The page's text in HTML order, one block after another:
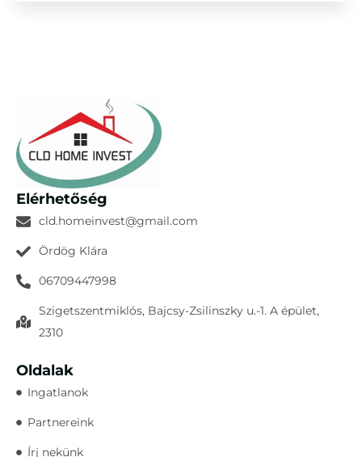
Elérhetőség
cld.homeinvest@gmail.com
Ördög Klára
06709447998
Szigetszentmiklós, Bajcsy-Zsilinszky u.-1. A épület,
2310
Oldalak
Ingatlanok
Partnereink
Írj nekünk